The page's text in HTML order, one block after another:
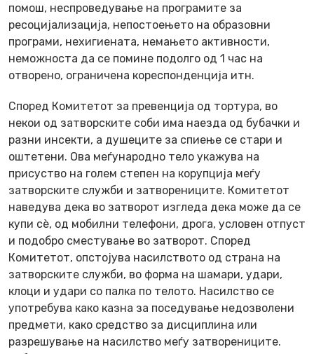
помош, неспроведување на програмите за
ресоцијализација, непостоењето на образовни
програми, нехигиената, немањето активности,
неможноста да се помине подолго од 1 час на
отворено, ограничена кореспонденција итн.
Според Комитетот за превенција од тортура, во
некои од затворските соби има наезда од бубачки и
разни инсекти, а душеците за спиење се стари и
оштетени. Ова меѓународно тело укажува на
присуство на голем степен на корупција меѓу
затворските служби и затворениците. Комитетот
наведува дека во затворот изгледа дека може да се
купи сè, од мобилни телефони, дрога, условен отпуст
и подобро сместување во затворот. Според
Комитетот, опстојува насилството од страна на
затворските служби, во форма на шамари, удари,
клоци и удари со палка по телото. Насилство се
употребува како казна за поседување недозволени
предмети, како средство за дисциплина или
разрешување на насилство меѓу затворениците.